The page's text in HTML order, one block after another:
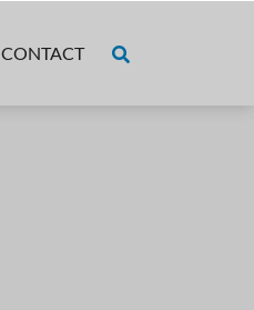
CONTACT